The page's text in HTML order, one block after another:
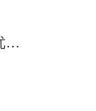
上一篇：拥抱世界 逐梦未来︱本优机械闪耀亮相第138届中国进出口商品交易会